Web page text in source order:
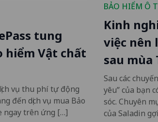
tung
hiểm Vật chất
vụ thu phí tự động
đến dịch vụ mua Bảo
ngay trên ứng […]
BẢO HIỂM Ô
Kinh
việc nên
sau mùa
Sau các
yêu” của bạn
sóc. Chuyên
của Saladin